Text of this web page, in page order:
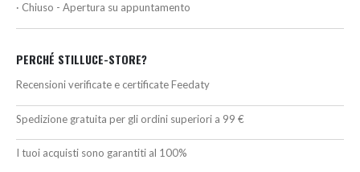
· Chiuso - Apertura su appuntamento
PERCHÉ STILLUCE-STORE?
Recensioni verificate e certificate Feedaty
Spedizione gratuita per gli ordini superiori a 99 €
I tuoi acquisti sono garantiti al 100%